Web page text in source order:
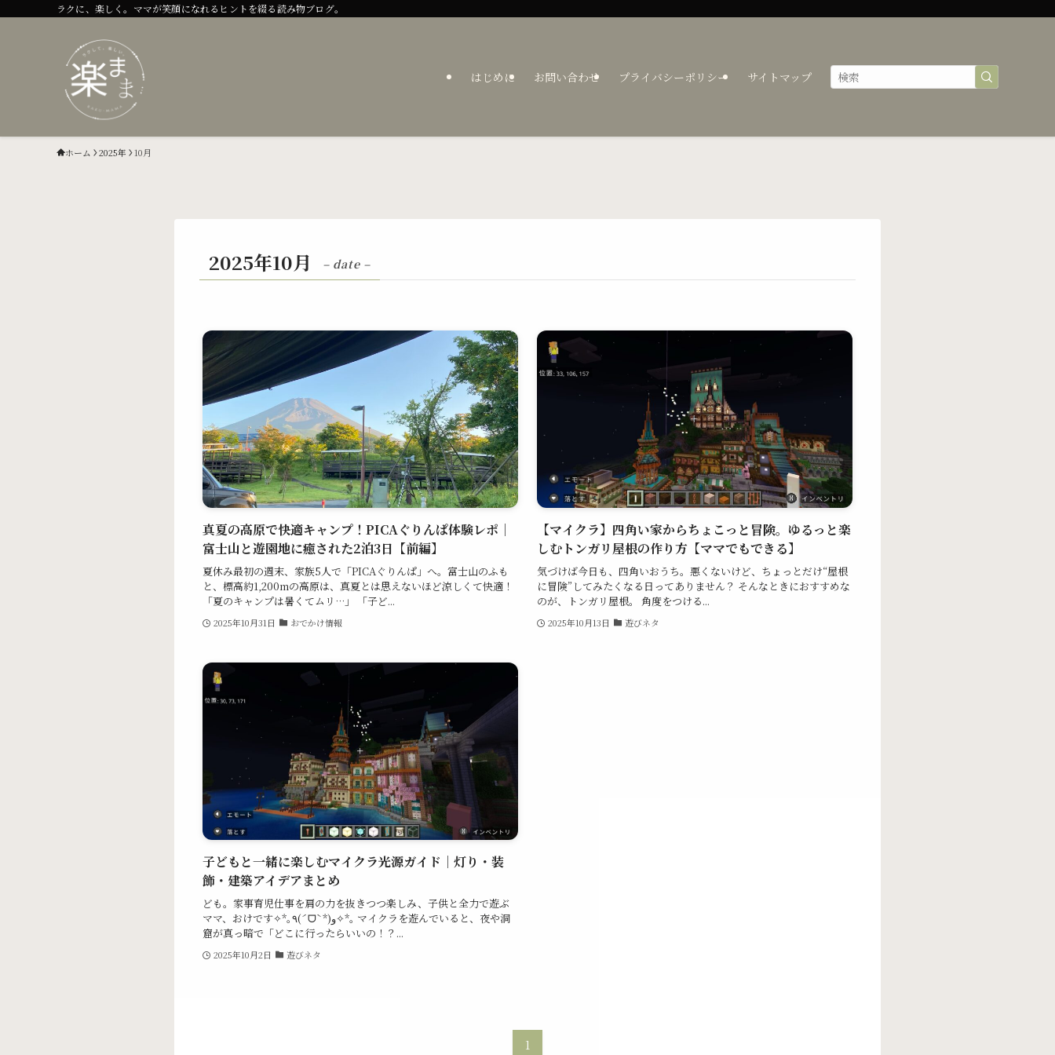
ラクに、楽しく。ママが笑顔になれるヒントを綴る読み物ブログ。
はじめに お問い合わせ プライバシーポリシー サイトマップ
ホーム 2025年 10月
2025年10月 – date –
真夏の高原で快適キャンプ！PICAぐりんぱ体験レポ｜
富士山と遊園地に癒された2泊3日【前編】
夏休み最初の週末、家族5人で「PICAぐりんぱ」へ。富士山のふも
と、標高約1,200mの高原は、真夏とは思えないほど涼しくて快適！
「夏のキャンプは暑くてムリ…」 「子ど...
2025年10月31日 おでかけ情報
【マイクラ】四角い家からちょこっと冒険。ゆるっと楽
しむトンガリ屋根の作り方【ママでもできる】
気づけば今日も、四角いおうち。悪くないけど、ちょっとだけ“屋根
に冒険”してみたくなる日ってありません？ そんなときにおすすめな
のが、トンガリ屋根。 角度をつける...
2025年10月13日 遊びネタ
子どもと一緒に楽しむマイクラ光源ガイド｜灯り・装
飾・建築アイデアまとめ
ども。家事育児仕事を肩の力を抜きつつ楽しみ、子供と全力で遊ぶ
ママ、おけです✧*｡٩(ˊᗜˋ*)و✧*｡ マイクラを遊んでいると、夜や洞
窟が真っ暗で「どこに行ったらいいの！？...
2025年10月2日 遊びネタ
1